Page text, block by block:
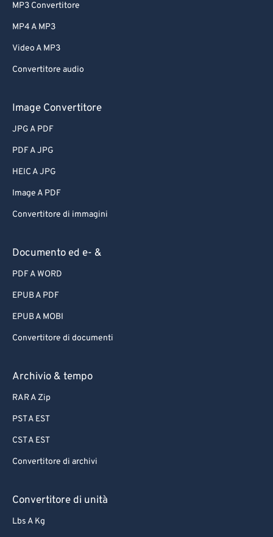
MP3 Convertitore
MP4 A MP3
Video A MP3
Convertitore audio
Image Convertitore
JPG A PDF
PDF A JPG
HEIC A JPG
Image A PDF
Convertitore di immagini
Documento ed e- &
PDF A WORD
EPUB A PDF
EPUB A MOBI
Convertitore di documenti
Archivio & tempo
RAR A Zip
PST A EST
CST A EST
Convertitore di archivi
Convertitore di unità
Lbs A Kg